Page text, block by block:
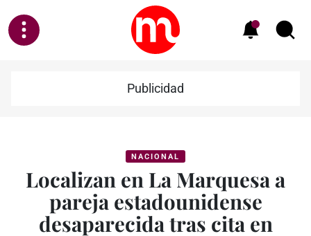
Publicidad
NACIONAL
Localizan en La Marquesa a
pareja estadounidense
desaparecida tras cita en